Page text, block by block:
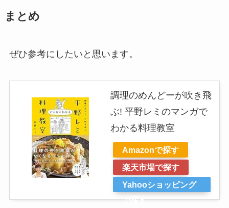
まとめ
ぜひ参考にしたいと思います。
調理のめんどーが吹き飛
ぶ! 平野レミのマンガで
わかる料理教室
Amazonで探す
楽天市場で探す
Yahooショッピング
で探す